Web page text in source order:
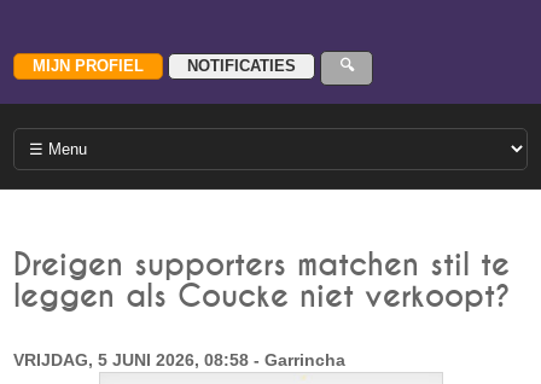
Dreigen supporters matchen stil te
leggen als Coucke niet verkoopt?
VRIJDAG, 5 JUNI 2026, 08:58 - Garrincha